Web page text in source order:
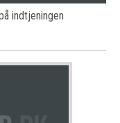
indtjeningen